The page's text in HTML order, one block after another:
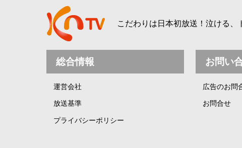
こだわりは日本初放送！泣ける
総合情報
運営会社
放送基準
プライバシーポリシー
お問い
広告のお問
お問合せ